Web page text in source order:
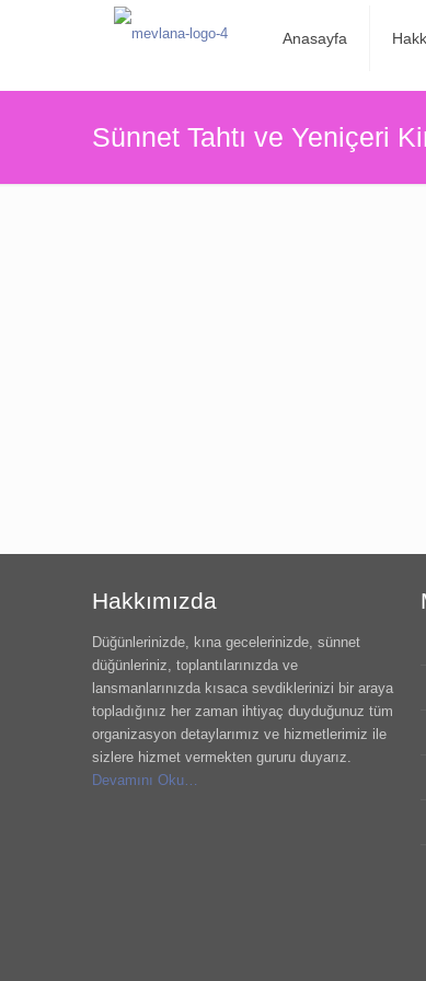
Anasayfa
Sünnet Tahtı ve Yeniçeri
Hakkımızda
Düğünlerinizde, kına gecelerinizde, sünnet
düğünleriniz, toplantılarınızda ve
lansmanlarınızda kısaca sevdiklerinizi bir araya
topladığınız her zaman ihtiyaç duyduğunuz tüm
organizasyon detaylarımız ve hizmetlerimiz ile
sizlere hizmet vermekten gururu duyarız.
Devamını Oku…